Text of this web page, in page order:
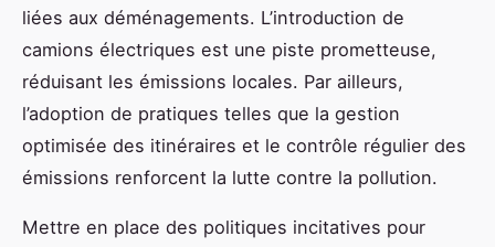
liées aux déménagements. L’introduction de
camions électriques est une piste prometteuse,
réduisant les émissions locales. Par ailleurs,
l’adoption de pratiques telles que la gestion
optimisée des itinéraires et le contrôle régulier des
émissions renforcent la lutte contre la pollution.
Mettre en place des politiques incitatives pour